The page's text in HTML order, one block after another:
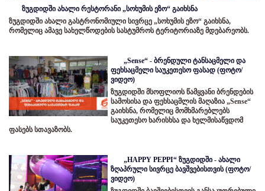
ზუგდიდში ახალი რესტორანი „სოხუმის ეზო“ გაიხსნა
ზუგდიდში ახალი გასტრონომიული სივრცე „სოხუმის ეზო“ გაიხსნა,
რომელიც ამავე სახელწოდების სასტუმროს ტერიტორიაზე მდებარეობს.
„Sense“ - ბრენდული ტანსაცმელი და
ფეხსაცმელი საუკეთესო ფასად (ფოტო/
ვიდეო)
ზუგდიდში მსოფლიოს წამყვანი ბრენდების
სამოსისა და ფეხსაცმლის მაღაზია „Sense“
გაიხსნა, რომელიც მომხმარებლებს
საუკეთესო ხარისხსა და ხელმისაწვდომ
ფასებს სთავაზობს.
„HAPPY PEPPI“ ზუგდიდში - ახალი
ზღაპრული სივრცე ბავშვებისთვის (ფოტო/
ვიდეო)